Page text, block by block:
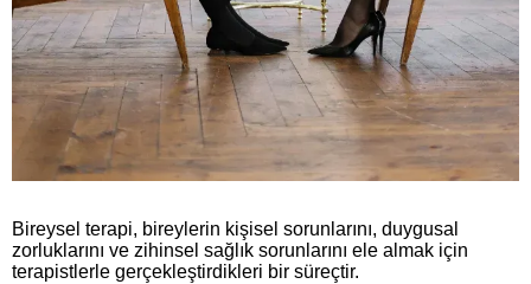
Bireysel terapi, bireylerin kişisel sorunlarını, duygusal
zorluklarını ve zihinsel sağlık sorunlarını ele almak için
terapistlerle gerçekleştirdikleri bir süreçtir.